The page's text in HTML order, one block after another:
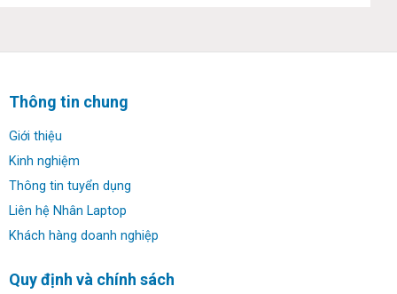
160 độ), có thể dựng đứng thành chiếc máy tính để bàn
Thông tin chung
Giới thiệu
Kinh nghiệm
Thông tin tuyển dụng
Liên hệ Nhân Laptop
Khách hàng doanh nghiệp
Quy định và chính sách